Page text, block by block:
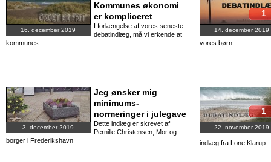
16. december 2019
Kommunes økonomi
er kompliceret
I forlængelse af vores seneste
debatindlæg, må vi erkende at
kommunes
14. december 2019
1
vores børn
3. december 2019
Jeg ønsker mig
minimums-
normeringer i julegave
Dette indlæg er skrevet af
Pernille Christensen, Mor og
borger i Frederikshavn
22. november 2019
1
indlæg fra Lone Klarup.